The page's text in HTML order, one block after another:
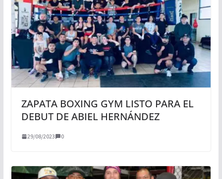
ZAPATA BOXING GYM LISTO PARA EL
DEBUT DE ABIEL HERNÁNDEZ
29/08/2023 0